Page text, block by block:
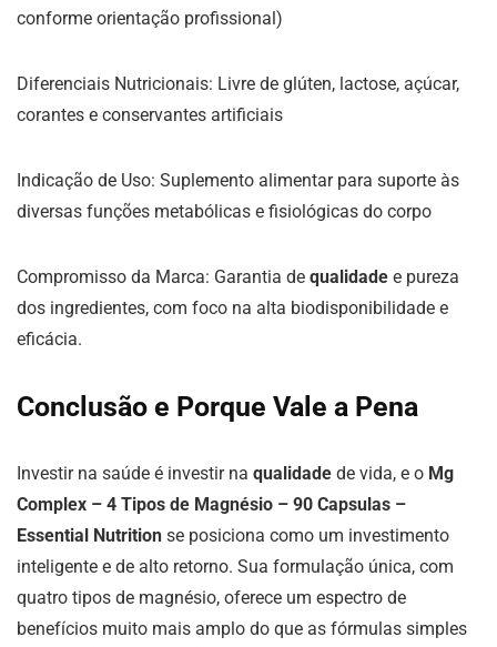
conforme orientação profissional)
Diferenciais Nutricionais: Livre de glúten, lactose, açúcar,
corantes e conservantes artificiais
Indicação de Uso: Suplemento alimentar para suporte às
diversas funções metabólicas e fisiológicas do corpo
Compromisso da Marca: Garantia de qualidade e pureza
dos ingredientes, com foco na alta biodisponibilidade e
eficácia.
Conclusão e Porque Vale a Pena
Investir na saúde é investir na qualidade de vida, e o Mg
Complex – 4 Tipos de Magnésio – 90 Capsulas –
Essential Nutrition se posiciona como um investimento
inteligente e de alto retorno. Sua formulação única, com
quatro tipos de magnésio, oferece um espectro de
benefícios muito mais amplo do que as fórmulas simples